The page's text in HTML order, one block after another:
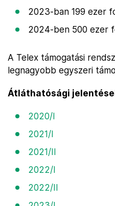
2023-ban 199 ezer
2024-ben 500 ezer
A Telex támogatási
legnagyobb egyszeri
Átláthatósági
2020/I
2021/I
2021/II
2022/I
2022/II